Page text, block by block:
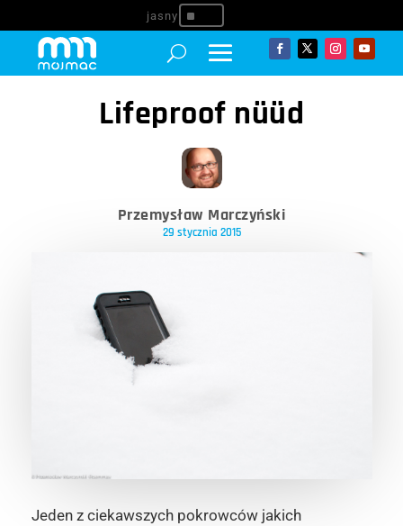
^
Lifeproof nüüd
Przemysław Marczyński
29 stycznia 2015
Jeden z ciekawszych pokrowców jakich